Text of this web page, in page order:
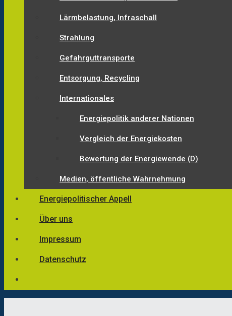
Lärmbelastung, Infraschall
Strahlung
Gefahrguttransporte
Entsorgung, Recycling
Internationales
Energiepolitik anderer Nationen
Vergleich der Energiekosten
Bewertung der Energiewende (D)
Medien, öffentliche Wahrnehmung
Energiepolitischer Appell
Über uns
Impressum
Datenschutz